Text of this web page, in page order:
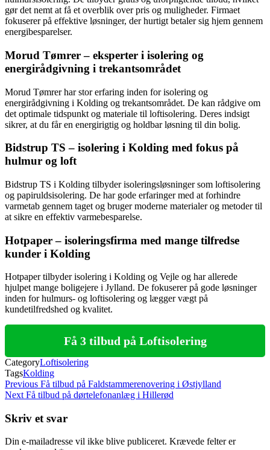
gør det nemt at få et overblik over pris og muligheder. Firmaet
fokuserer på effektive løsninger, der hurtigt betaler sig hjem gennem
energibesparelser.
Morud Tømrer – eksperter i isolering og
energirådgivning i trekantsområdet
Morud Tømrer har stor erfaring inden for isolering og
energirådgivning i Kolding og trekantsområdet. De kan rådgive om
det optimale tidspunkt og materiale til loftisolering. Deres indsigt
sikrer, at du får en energirigtig og holdbar løsning til din bolig.
Bidstrup TS – isolering i Kolding med fokus på
hulmur og loft
Bidstrup TS i Kolding tilbyder isoleringsløsninger som loftisolering
og papiruldsisolering. De har gode erfaringer med at forhindre
varmetab gennem taget og bruger moderne materialer og metoder til
at sikre en effektiv varmebesparelse.
Hotpaper – isoleringsfirma med mange tilfredse
kunder i Kolding
Hotpaper tilbyder isolering i Kolding og Vejle og har allerede
hjulpet mange boligejere i Jylland. De fokuserer på gode løsninger
inden for hulmurs- og loftisolering og lægger vægt på
kundetilfredshed og kvalitet.
Få 3 tilbud på Loftisolering
CategoryLoftisolering
TagsKolding
Indlægsnavigation
Previous
Post
Previous Få tilbud på Faldstammerenovering i Østjylland
Next
Next Få tilbud på dørtelefonanlæg i Hillerød
Skriv et svar
Din e-mailadresse vil ikke blive publiceret. Krævede felter er